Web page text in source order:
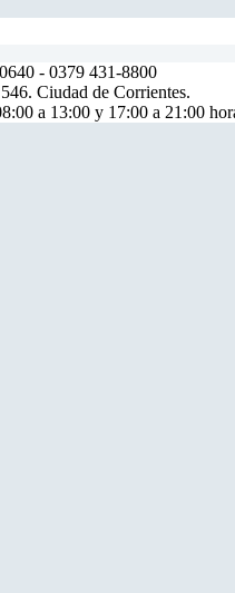
- 0379 431-8800
Ciudad de Corrientes.
a 13:00 y 17:00 a 21:00